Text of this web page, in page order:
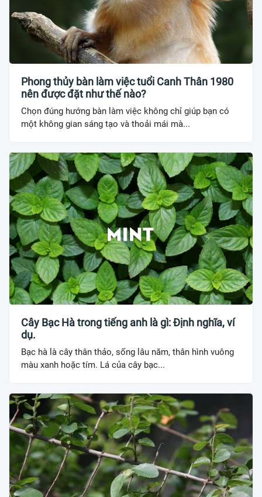
Phong thủy bàn làm việc tuổi Canh Thân 1980
nên được đặt như thế nào?
Chọn đúng hướng bàn làm việc không chỉ giúp bạn có
một không gian sáng tạo và thoải mái mà...
Cây Bạc Hà trong tiếng anh là gì: Định nghĩa, ví
dụ.
Bạc hà là cây thân thảo, sống lâu năm, thân hình vuông
màu xanh hoặc tím. Lá của cây bạc...